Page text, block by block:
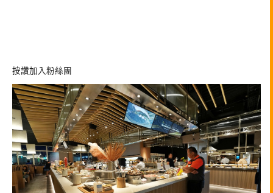
按讚加入粉絲團